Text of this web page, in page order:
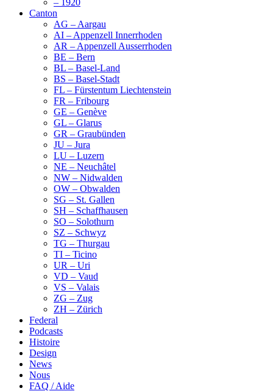
– 1920
Canton
AG – Aargau
AI – Appenzell Innerrhoden
AR – Appenzell Ausserrhoden
BE – Bern
BL – Basel-Land
BS – Basel-Stadt
FL – Fürstentum Liechtenstein
FR – Fribourg
GE – Genève
GL – Glarus
GR – Graubünden
JU – Jura
LU – Luzern
NE – Neuchâtel
NW – Nidwalden
OW – Obwalden
SG – St. Gallen
SH – Schaffhausen
SO – Solothurn
SZ – Schwyz
TG – Thurgau
TI – Ticino
UR – Uri
VD – Vaud
VS – Valais
ZG – Zug
ZH – Zürich
Federal
Podcasts
Histoire
Design
News
Nous
FAQ / Aide